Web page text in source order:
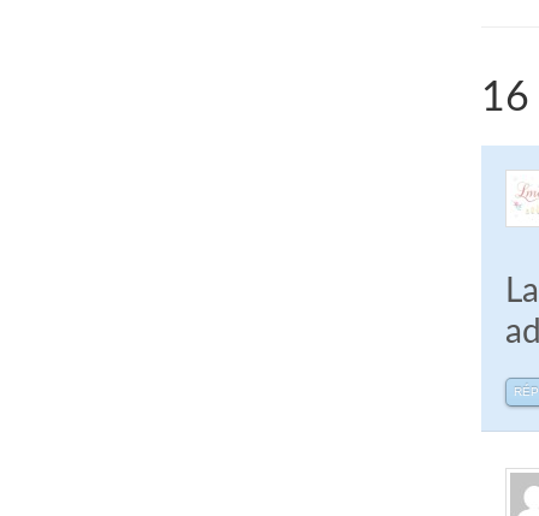
16